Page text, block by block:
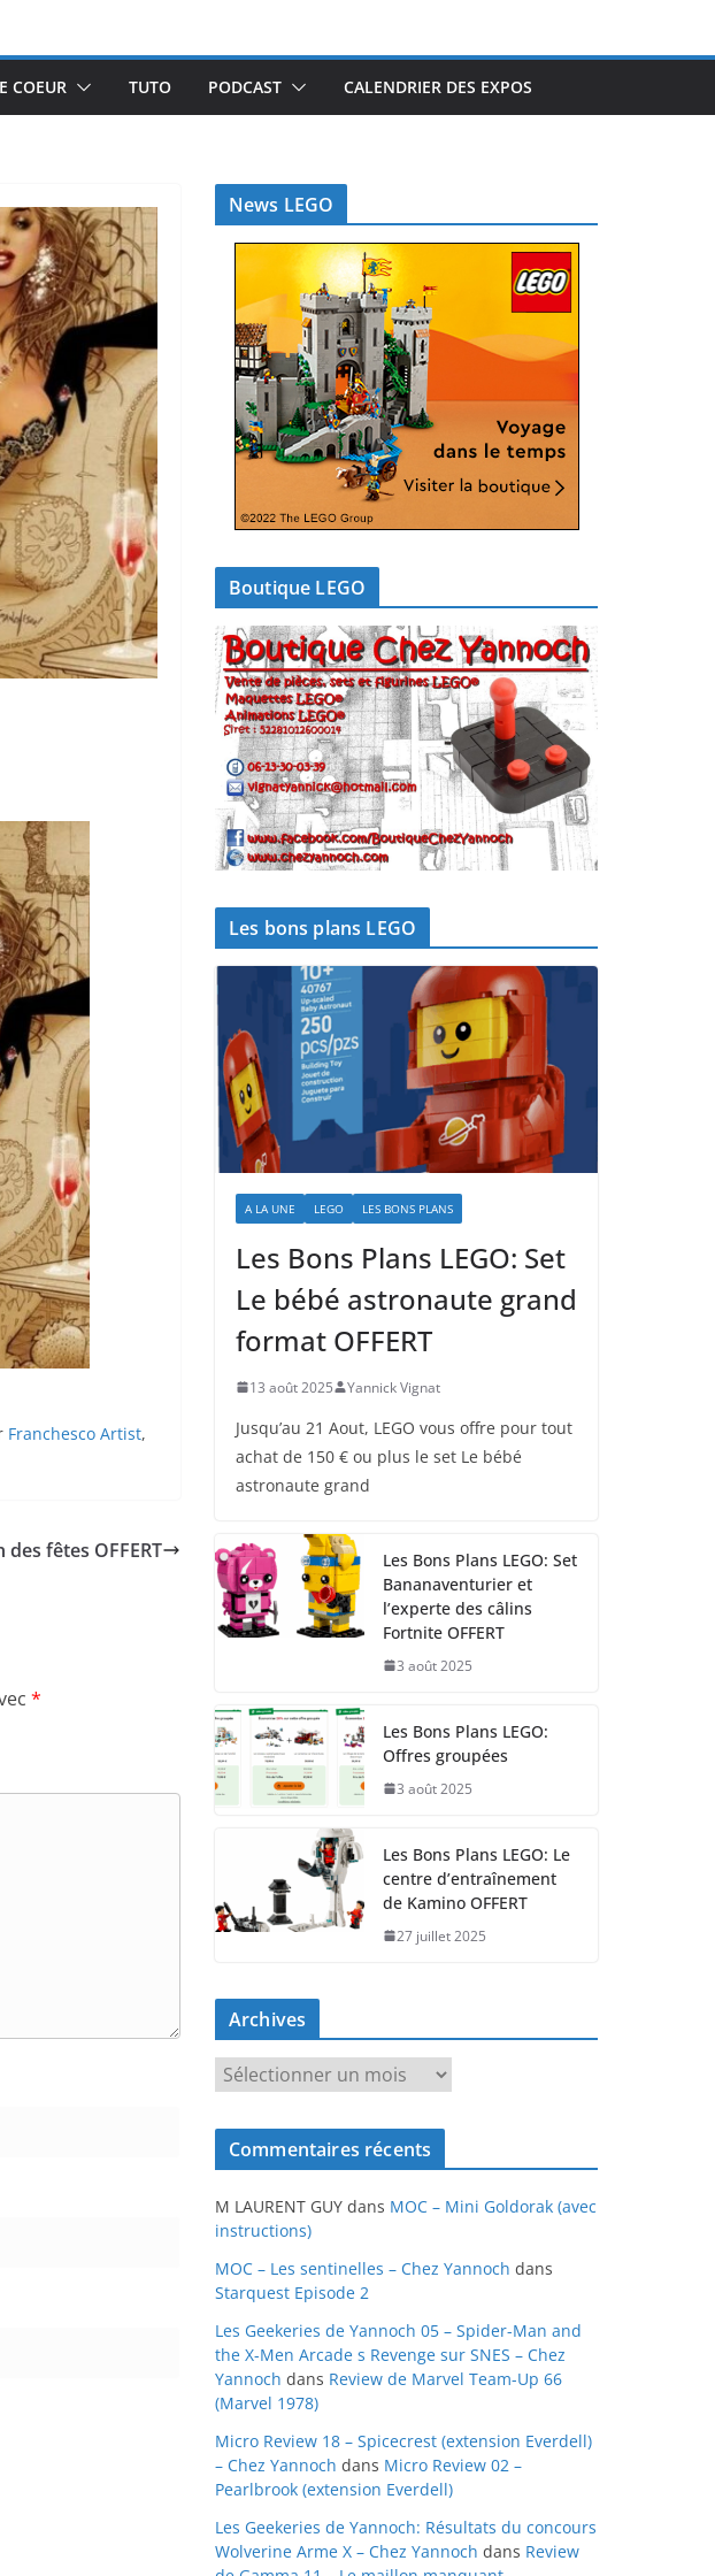
COEUR TUTO PODCAST CALENDRIER DES EXPOS
Franchesco Artist,
des fêtes OFFERT
*
News LEGO
Boutique LEGO
Les bons plans LEGO
A LA UNE LEGO LES BONS PLANS
Les Bons Plans LEGO: Set
Le bébé astronaute grand
format OFFERT
13 août 2025 Yannick Vignat
Jusqu’au 21 Aout, LEGO vous offre pour tout
achat de 150 € ou plus le set Le bébé
astronaute grand
Les Bons Plans LEGO: Set
Bananaventurier et
l’experte des câlins
Fortnite OFFERT
3 août 2025
Les Bons Plans LEGO:
Offres groupées
3 août 2025
Les Bons Plans LEGO: Le
centre d’entraînement
de Kamino OFFERT
27 juillet 2025
Archives
r
c
v
e
s
Commentaires récents
M LAURENT GUY dans MOC – Mini Goldorak (avec
instructions)
MOC – Les sentinelles – Chez Yannoch dans
Starquest Episode 2
Les Geekeries de Yannoch 05 – Spider-Man and
the X-Men Arcade s Revenge sur SNES – Chez
Yannoch dans Review de Marvel Team-Up 66
(Marvel 1978)
Micro Review 18 – Spicecrest (extension Everdell)
– Chez Yannoch dans Micro Review 02 –
Pearlbrook (extension Everdell)
Les Geekeries de Yannoch: Résultats du concours
Wolverine Arme X – Chez Yannoch dans Review